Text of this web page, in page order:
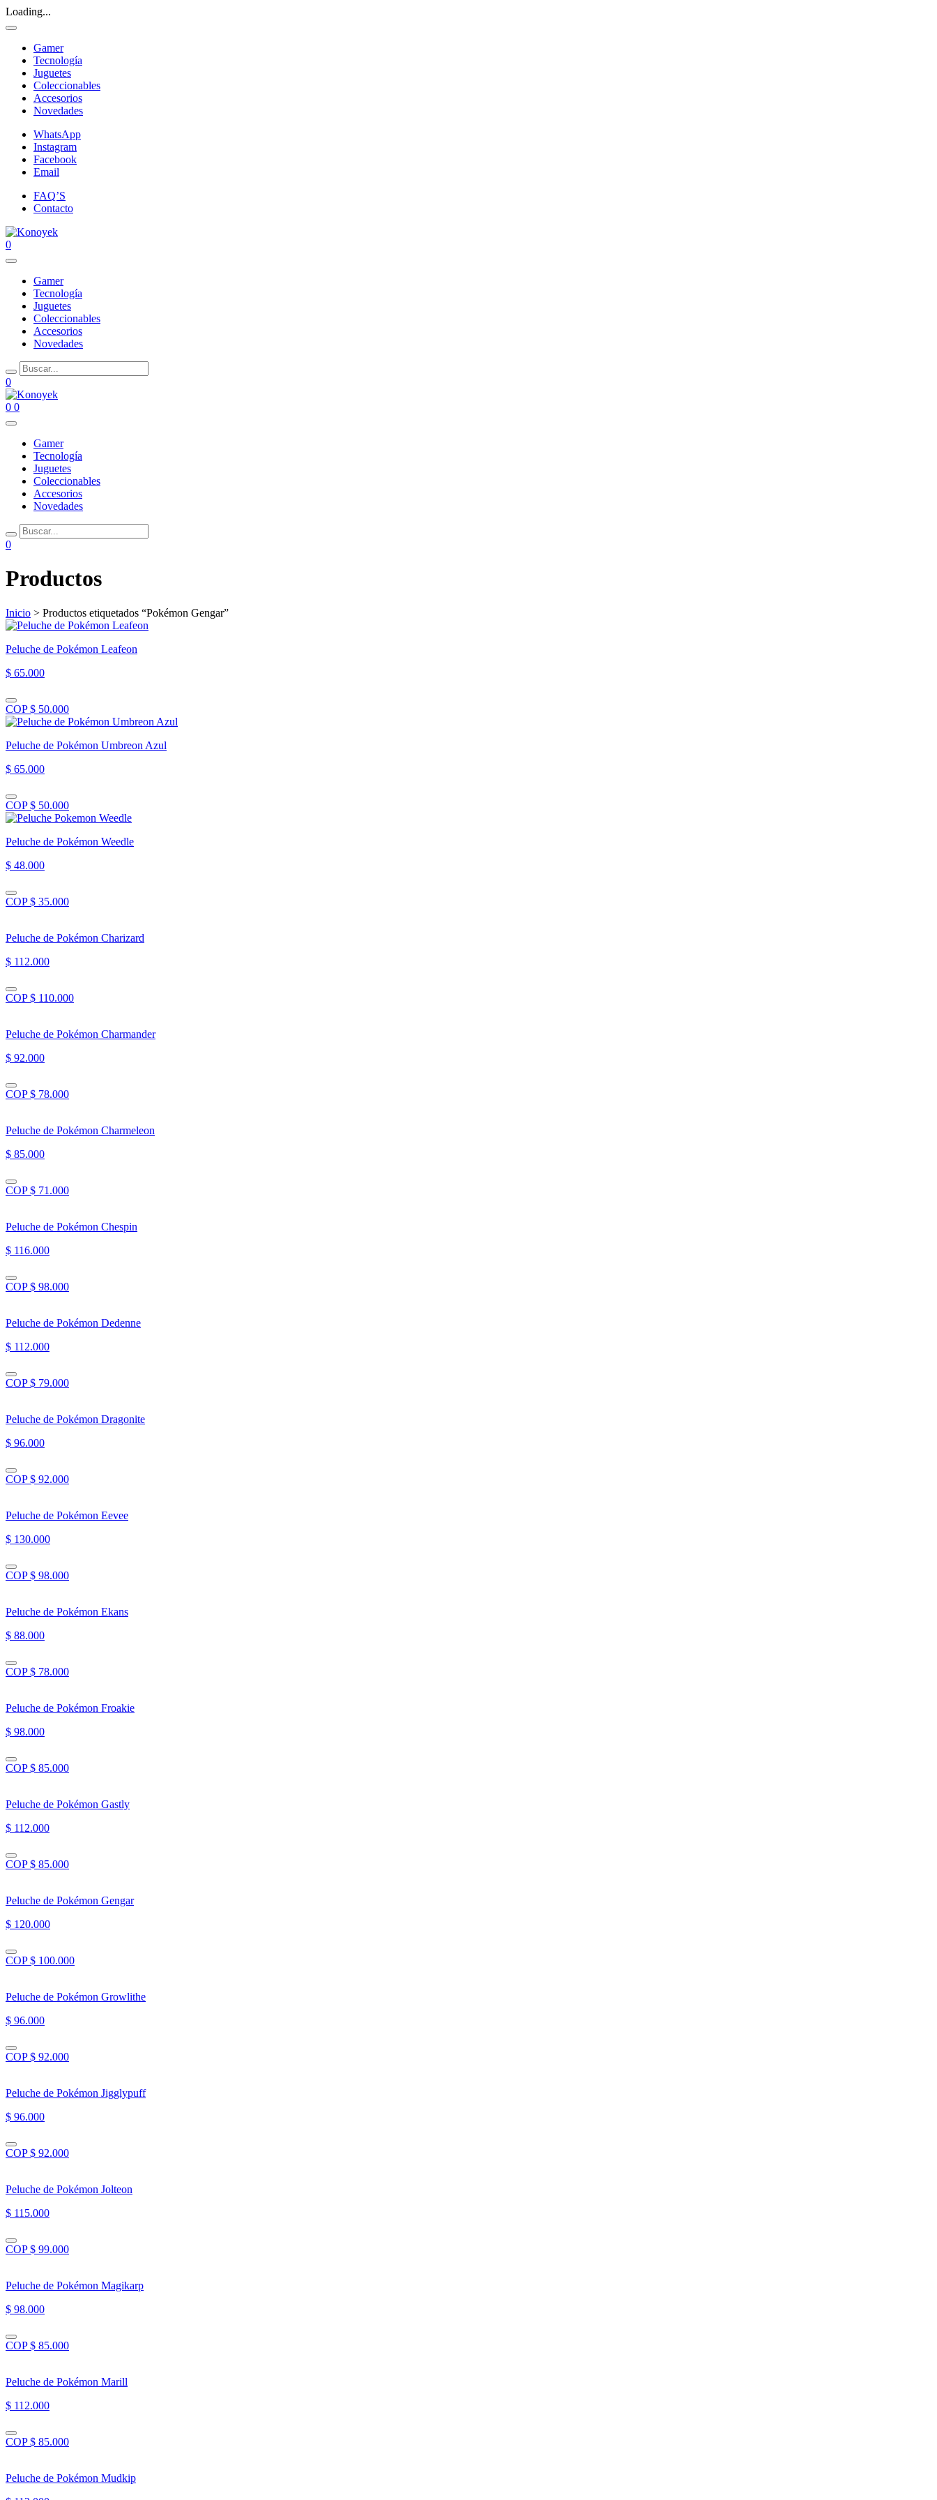
Loading...
Gamer
Tecnología
Juguetes
Coleccionables
Accesorios
Novedades
WhatsApp
Instagram
Facebook
Email
FAQ’S
Contacto
0
Gamer
Tecnología
Juguetes
Coleccionables
Accesorios
Novedades
0
0 0
Gamer
Tecnología
Juguetes
Coleccionables
Accesorios
Novedades
0
Productos
Inicio > Productos etiquetados “Pokémon Gengar”
Peluche de Pokémon Leafeon
$ 65.000
COP $ 50.000
Peluche de Pokémon Umbreon Azul
$ 65.000
COP $ 50.000
Peluche de Pokémon Weedle
$ 48.000
COP $ 35.000
Peluche de Pokémon Charizard
$ 112.000
COP $ 110.000
Peluche de Pokémon Charmander
$ 92.000
COP $ 78.000
Peluche de Pokémon Charmeleon
$ 85.000
COP $ 71.000
Peluche de Pokémon Chespin
$ 116.000
COP $ 98.000
Peluche de Pokémon Dedenne
$ 112.000
COP $ 79.000
Peluche de Pokémon Dragonite
$ 96.000
COP $ 92.000
Peluche de Pokémon Eevee
$ 130.000
COP $ 98.000
Peluche de Pokémon Ekans
$ 88.000
COP $ 78.000
Peluche de Pokémon Froakie
$ 98.000
COP $ 85.000
Peluche de Pokémon Gastly
$ 112.000
COP $ 85.000
Peluche de Pokémon Gengar
$ 120.000
COP $ 100.000
Peluche de Pokémon Growlithe
$ 96.000
COP $ 92.000
Peluche de Pokémon Jigglypuff
$ 96.000
COP $ 92.000
Peluche de Pokémon Jolteon
$ 115.000
COP $ 99.000
Peluche de Pokémon Magikarp
$ 98.000
COP $ 85.000
Peluche de Pokémon Marill
$ 112.000
COP $ 85.000
Peluche de Pokémon Mudkip